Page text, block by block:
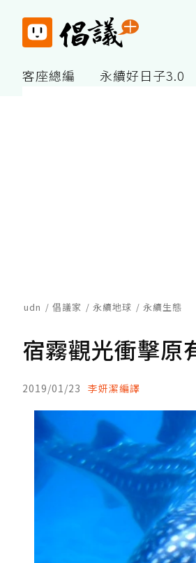
客座總編 永續好日子3.0
udn 倡議家 永續地球 永續生態
宿霧觀光衝擊原
2019/01/23 李妍潔編譯